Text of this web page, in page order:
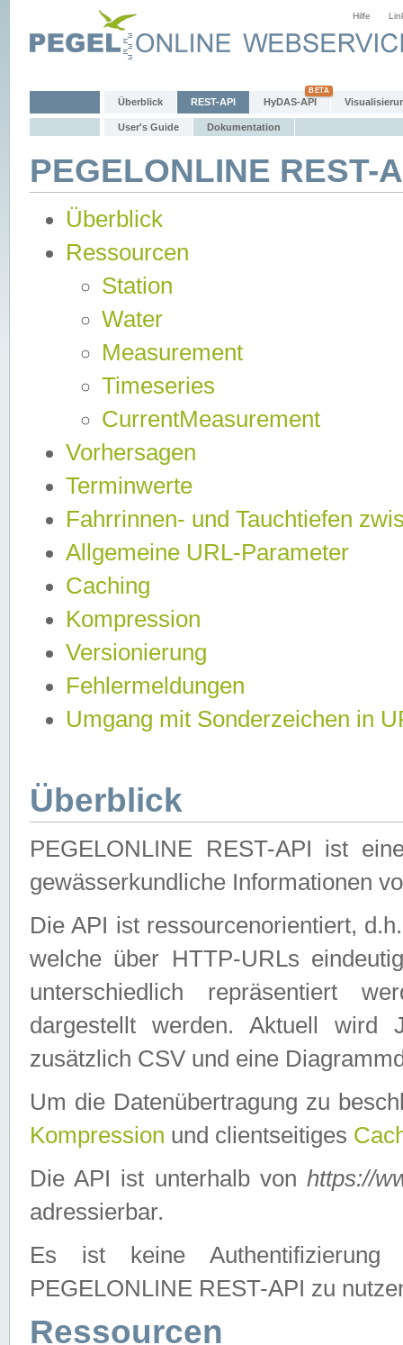
Hilfe
Überblick REST-API HyDAS-API
User's Guide Dokumentation
PEGELONLINE
Überblick
Ressourcen
Station
Water
Measurement
Timeseries
CurrentMeasurement
Vorhersagen
Terminwerte
Fahrrinnen- und Tauchtiefen
Allgemeine URL-Parameter
Caching
Kompression
Versionierung
Fehlermeldungen
Umgang mit Sonderzeichen in
Überblick
PEGELONLINE REST-API ist
gewässerkundliche Informationen
Die API ist ressourcenorientiert,
welche über HTTP-URLs
unterschiedlich repräsentiert
dargestellt werden. Aktuell wird
zusätzlich CSV und eine
Um die Datenübertragung zu
Kompression und clientseitiges
Die API ist unterhalb von https://
adressierbar.
Es ist keine
PEGELONLINE REST-API zu
Ressourcen